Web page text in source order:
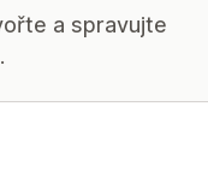
a spravujte